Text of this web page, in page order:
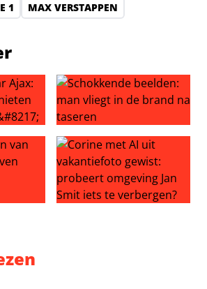
1 MAX VERSTAPPEN
‘Weer genieten na Barça-drama’
Schokkende beelden: man